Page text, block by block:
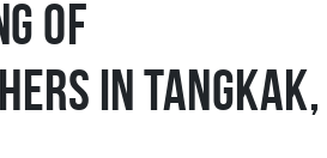
of
in Tangkak,